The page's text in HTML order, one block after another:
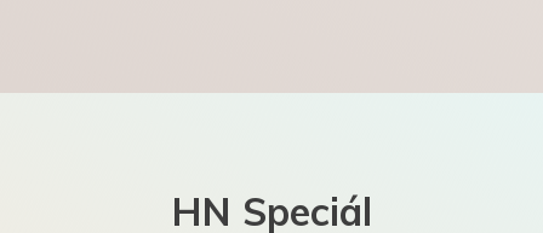
HN Speciál